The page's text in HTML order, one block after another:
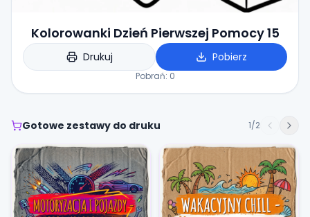
Kolorowanki Dzień Pierwszej Pomocy 15
Drukuj Pobierz
Pobrań: 0
Gotowe zestawy do druku 1/2